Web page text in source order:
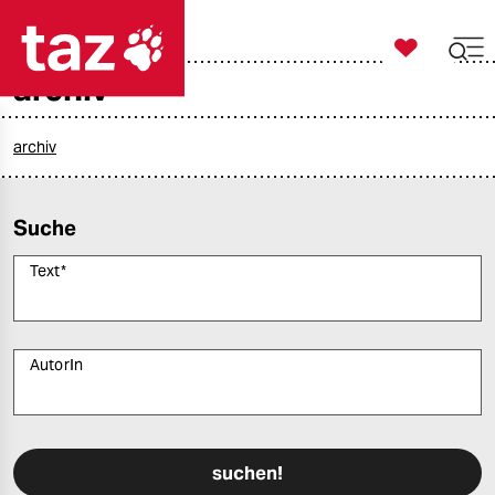
politik
gesellschaft
sport

taz zahl ich
archiv
archiv
Suche
Text*
AutorIn